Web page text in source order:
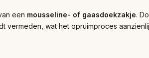
een mousseline- of gaasdoekzakje.
wat het opruimproces